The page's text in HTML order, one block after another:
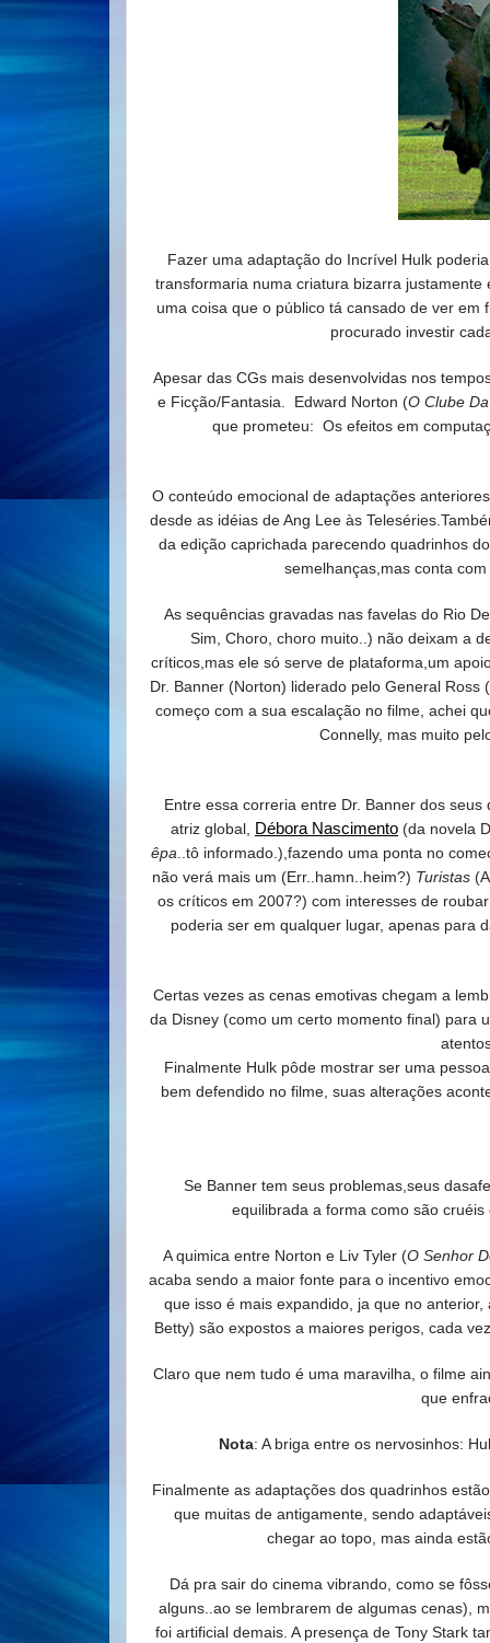
Fazer uma adaptação do Incrível Hulk
transformaria numa criatura bizarra
uma coisa que o público tá cansado de ver
procurado investir
Apesar das CGs mais desenvolvidas nos
e Ficção/Fantasia.
Edward Norton (O Clube
que prometeu: Os efeitos em
O conteúdo emocional de adaptações
desde as idéias de Ang Lee às
da edição caprichada parecendo quadrinhos
semelhanças,mas conta
As sequências gravadas nas favelas do Rio
Sim, Choro, choro muito..) não deixam a
críticos,mas ele só serve de plataforma,um
Dr. Banner (Norton) liderado pelo General
começo com a sua escalação no filme, achei
Connelly, mas muito
Entre essa correria entre Dr. Banner dos
atriz global, Débora Nascimento (da novela
êpa..tô informado.),fazendo uma ponta no
não verá mais um (Err..hamn..heim?) Turistas
os críticos em 2007?) com interesses de
poderia ser em qualquer lugar, apenas para
Certas vezes as cenas emotivas chegam a
da Disney (como um certo momento final) para
Finalmente Hulk pôde mostrar ser uma
bem defendido no filme, suas alterações
Se Banner tem seus problemas,seus
equilibrada a forma como são
A quimica entre Norton e Liv Tyler (O Senhor
acaba sendo a maior fonte para o incentivo
que isso é mais expandido, ja que no
Betty) são expostos a maiores perigos, cada
Claro que nem tudo é uma maravilha, o filme
que
Nota: A briga entre os nervosinhos:
Finalmente as adaptações dos quadrinhos
que muitas de antigamente, sendo
chegar ao topo, mas ainda
Dá pra sair do cinema vibrando, como se
alguns..ao se lembrarem de algumas cenas),
foi artificial demais. A presença de Tony Stark